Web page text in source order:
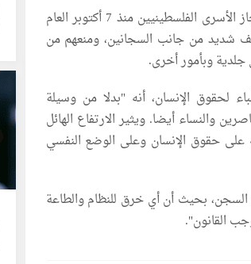
ويضاف العزل الانفرادي إلى تشديد متطرف لظروف احتجاز الأسرى الفلسطينيين منذ 7 أكتوبر العام
شديد من جانب السجانين، ومنعهم من
وبأمور أخرى.
لحقوق الإنسان، أنه "بدلا من وسيلة
والنساء أيضا. ويثير الارتفاع الهائل
على حقوق الإنسان وعلى الوضع النفسي
بحيث أن أي خرق للنظام والطاعة
القانون".